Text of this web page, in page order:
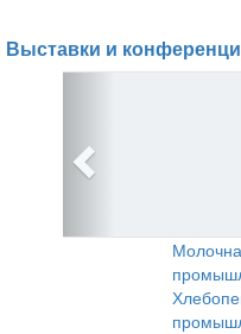
Выставки и